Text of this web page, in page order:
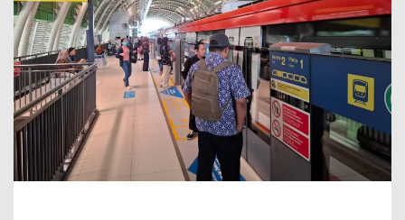
8
R
i
b
u
O
P